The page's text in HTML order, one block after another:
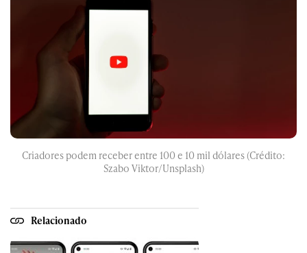
Criadores podem receber entre 100 e 10 mil dólares (Crédito:
Szabo Viktor/Unsplash)
Relacionado